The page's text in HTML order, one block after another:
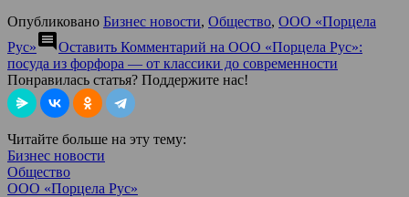
Опубликовано Бизнес новости, Общество, ООО «Порцела
Рус»comment Оставить Комментарий на ООО «Порцела Рус»:
посуда из форфора — от классики до современности
Понравилась статья? Поддержите нас!
Читайте больше на эту тему:
Бизнес новости
Общество
ООО «Порцела Рус»